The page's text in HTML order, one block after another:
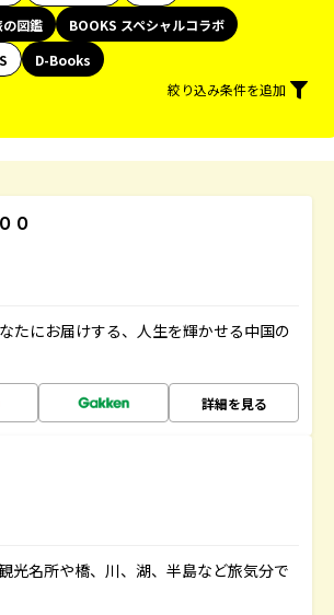
の図鑑
BOOKS スペシャルコラボ
D-Books
絞り込み条件を追加
０
たにお届けする、人生を輝かせる中国の
詳細を見る
光名所や橋、川、湖、半島など旅気分で